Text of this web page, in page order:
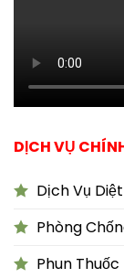
DỊCH VỤ
Dịch Vụ
Phòng
Phun Thuốc